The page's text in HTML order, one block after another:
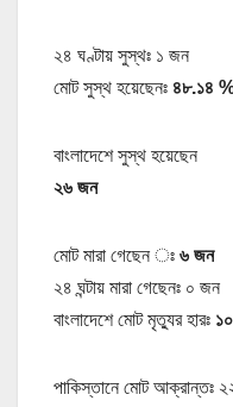
২৪ ঘণ্টায় সুস্থঃ ১ জন
মোট সুস্থ হয়েছেনঃ ৪৮.১৪
বাংলাদেশে সুস্থ হয়েছেন
২৬ জন
মোট মারা গেছেন ঃ ৬ জন
২৪ ঘন্টায় মারা গেছেনঃ ০ জন
বাংলাদেশে মোট মৃত্যুর হারঃ
পাকিস্তানে মোট আক্রান্তঃ